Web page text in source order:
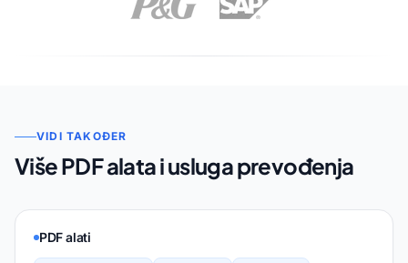
VIDI TAKOĐER
Više PDF alata i usluga prevođenja
PDF alati